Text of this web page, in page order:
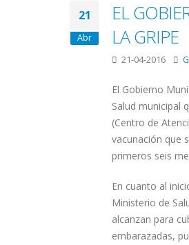
21
Abr
EL
LA GRIPE
21-04-2016
El Gobierno
Salud municipal
(Centro de
vacunación que
primeros seis
En cuanto al
Ministerio de
alcanzan para
embarazadas,